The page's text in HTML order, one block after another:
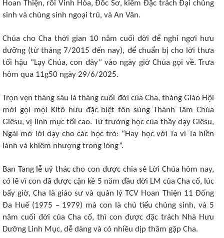
Hoan Thiện, rồi Vinh Hòa, Đốc Sơ, kiêm Đặc trách Đại chủng
sinh và chủng sinh ngoại trú, và An Vân.
Chúa cho Cha thời gian 10 năm cuối đời để nghỉ ngơi hưu
dưỡng (từ tháng 7/2015 đến nay), để chuẩn bị cho lời thưa
tối hậu “Lạy Chúa, con đây” vào ngày giờ Chúa gọi về. Trưa
hôm qua 11g50 ngày 29/6/2025.
Trọn vẹn tháng sáu là tháng cuối đời của Cha, tháng Giáo Hội
mời gọi mọi Kitô hữu đặc biệt tôn sùng Thánh Tâm Chúa
Giêsu, vị linh mục tối cao. Từ trường học của thầy dạy Giêsu,
Ngài mở lời dạy cho các học trò: “Hãy học với Ta vì Ta hiền
lành và khiêm nhượng trong lòng”.
Ban Tang lễ uỷ thác cho con được chia sẻ Lời Chúa hôm nay,
có lẽ vì con đã được cận kề 5 năm đầu đời LM của Cha cố, lúc
bấy giờ, Cha là giáo sư và quản lý TCV Hoan Thiện 11 Đống
Đa Huế (1975 – 1979) mà con là chú tiểu chủng sinh, và 5
năm cuối đời của Cha cố, thì con được đặc trách Nhà Hưu
Dưỡng Linh Mục, dễ dàng và có nhiều dịp thăm gặp Cha.